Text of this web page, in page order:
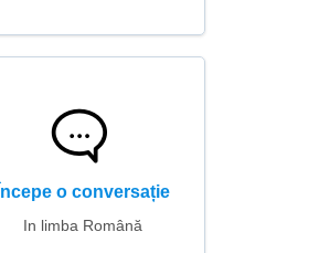
Începe o conversație
In limba Română